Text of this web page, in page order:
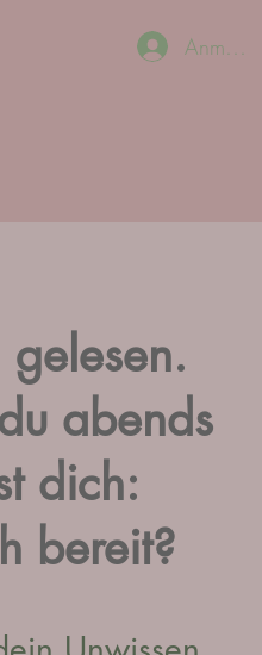
Anmelden
abends
dich:
bereit?